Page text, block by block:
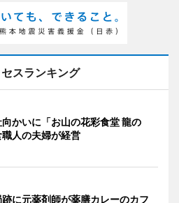
スランキング
かいに「お山の花彩食堂 龍の
人の夫婦が経営
に元薬剤師が薬膳カレーのカフ